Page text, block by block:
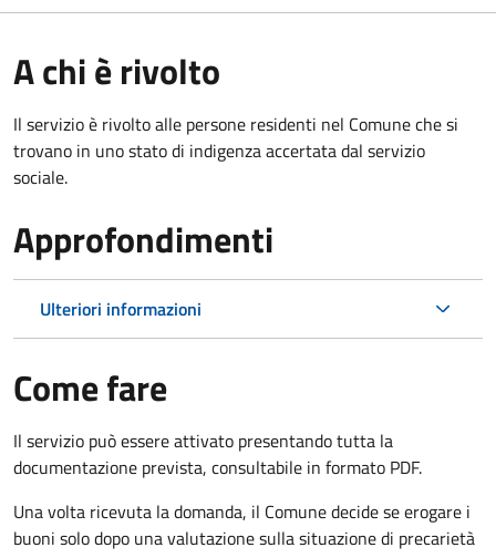
A chi è rivolto
Il servizio è rivolto alle persone residenti nel Comune che si
trovano in uno stato di indigenza accertata dal servizio
sociale.
Approfondimenti
Ulteriori informazioni
Come fare
Il servizio può essere attivato presentando tutta la
documentazione prevista, consultabile in formato PDF.
Una volta ricevuta la domanda, il Comune decide se erogare i
buoni solo dopo una valutazione sulla situazione di precarietà